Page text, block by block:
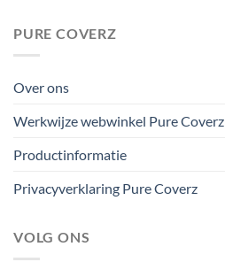
PURE COVERZ
Over ons
Werkwijze webwinkel Pure Coverz
Productinformatie
Privacyverklaring Pure Coverz
VOLG ONS